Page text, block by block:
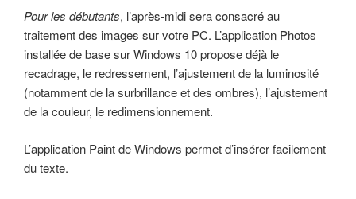
Pour les débutants, l’après-midi sera consacré au
traitement des images sur votre PC. L’application Photos
installée de base sur Windows 10 propose déjà le
recadrage, le redressement, l’ajustement de la luminosité
(notamment de la surbrillance et des ombres), l’ajustement
de la couleur, le redimensionnement.
L’application Paint de Windows permet d’insérer facilement
du texte.